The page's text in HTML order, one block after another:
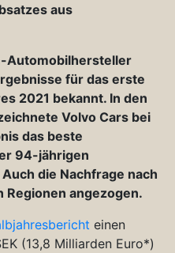
aus
Automobilhersteller
für das erste
2021 bekannt. In den
Volvo Cars bei
das beste
94-jährigen
die Nachfrage nach
Regionen angezogen.
einen
(13,8 Milliarden Euro*)